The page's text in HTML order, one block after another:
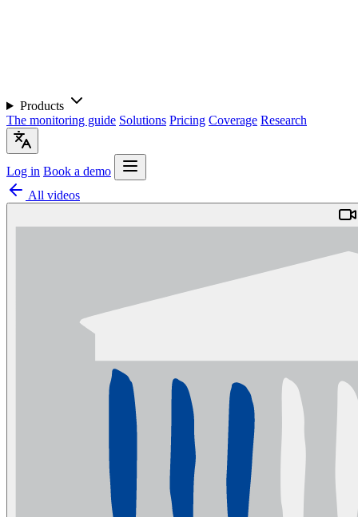
Products
The monitoring guide Solutions Pricing Coverage Research
Log in Book a demo
All videos